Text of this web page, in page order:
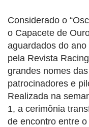
Considerado o
o Capacete de
aguardados do
pela Revista
grandes nomes
patrocinadores e
Realizada na
1, a cerimônia
de encontro entre